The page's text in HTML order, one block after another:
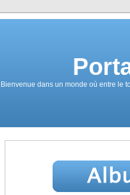
Bienvenue dans un monde où entre le